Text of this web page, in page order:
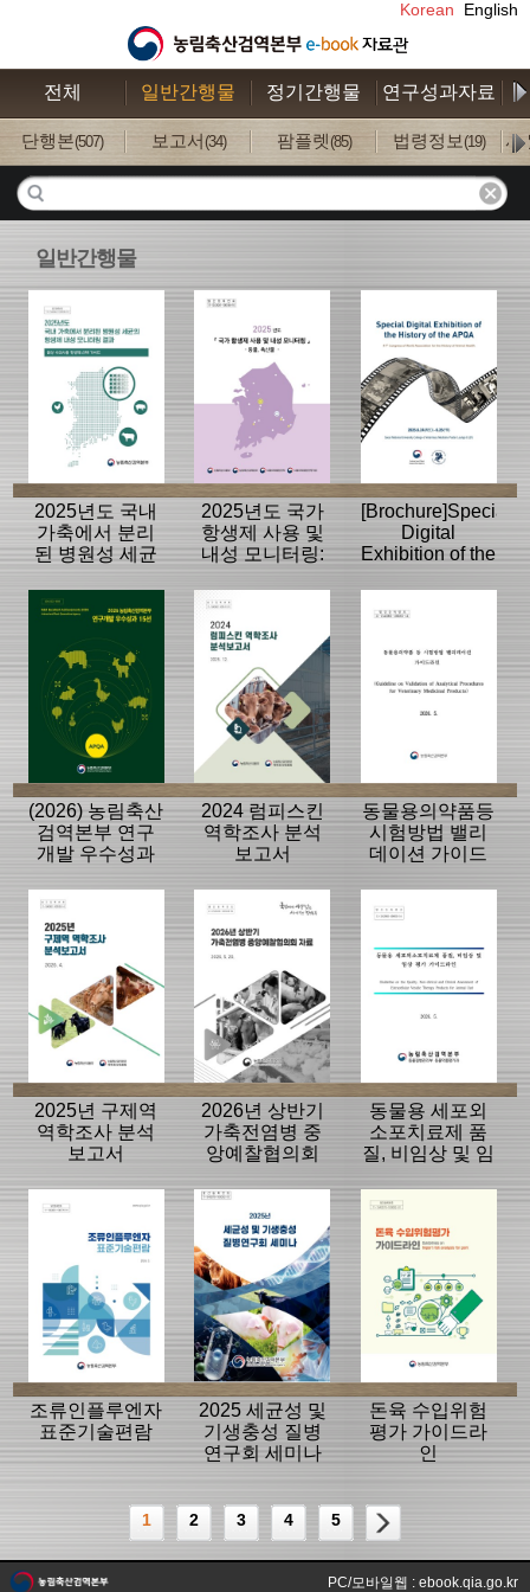
Korean English
전체 일반간행물 정기간행물 연구성과자료
단행본(507) 보고서 (34) 팜플렛 (85) 법령정보(19) 사
일반간행물
2025년도 국내
가축에서 분리
된 병원성 세균
모니터링 결과
2025년도 국가
항생제 사용 및
내성 모니터링:
[Brochure]Special
Digital
Exhibition of the
APQA
(2026) 농림축산
검역본부 연구
개발 우수성과
2024 럼피스킨
역학조사 분석
보고서
동물용의약품등
시험방법 밸리
데이션 가이드
2025년 구제역
역학조사 분석
보고서
2026년 상반기
가축전염병 중
앙예찰협의회
동물용 세포외
소포치료제 품
질, 비임상 및 임
라인
조류인플루엔자
표준기술편람
2025 세균성 및
기생충성 질병
연구회 세미나
돈육 수입위험
평가 가이드라
인
1 2 3 4 5
PC/모바일웹 : ebook.qia.go.kr